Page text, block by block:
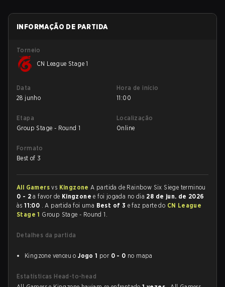
INFORMAÇÃO DE PARTIDA
Torneio
CN League Stage 1
Data
28 junho
Hora de início
11:00
Etapa
Group Stage - Round 1
Localização
Online
Formato
Best of 3
All Gamersvs KingzoneA partida de Rainbow Six Siege terminou
0 - 2 a favor de Kingzonee foi jogada no dia 28 de jun. de 2026
às11:00 . A partida foi uma Best of 3 e faz parte do CN League
Stage 1 Group Stage - Round 1.
Detalhes da partida
Kingzone venceu oJogo 1 por 0 - 0 no mapa
Estatísticas Head-to-head